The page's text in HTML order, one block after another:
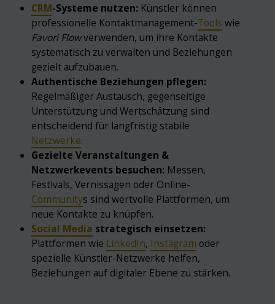
CRM-Systeme nutzen: Künstler können
professionelle Kontaktmanagement-Tools wie
Favori Flowverwenden, um ihre Kontakte
systematisch zu verwalten und Beziehungen
gezielt aufzubauen.
Authentische Beziehungen pflegen:
Regelmäßiger Austausch, gegenseitige
Unterstützung und Wertschätzung sind
entscheidend für langfristig stabile
Netzwerke.
Gezielte Veranstaltungen &
Netzwerkevents besuchen: Messen,
Festivals, Vernissagen oder Online-
Communitys sind wertvolle Plattformen, um
neue Kontakte zu knüpfen.
Social Media strategisch einsetzen:
Plattformen wie LinkedIn, Instagram oder
spezielle Künstler-Netzwerke helfen,
Beziehungen auf digitaler Ebene zu stärken.